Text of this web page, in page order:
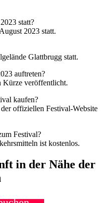
statt?
2023 statt.
Glattbrugg statt.
auftreten?
veröffentlicht.
kaufen?
offiziellen Festival-Website
Festival?
ist kostenlos.
in der Nähe der